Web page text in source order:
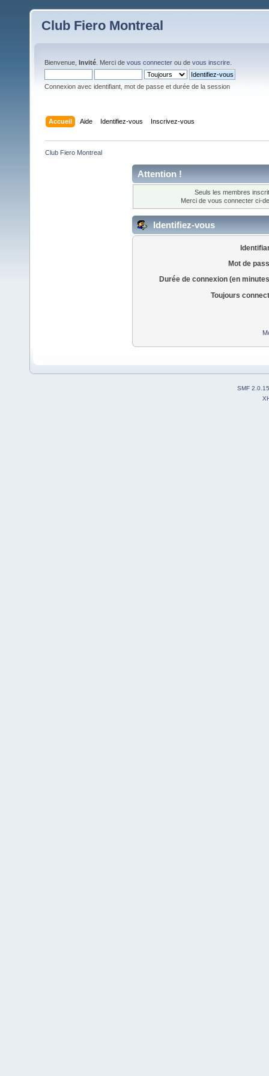
Club Fiero Montreal
Bienvenue, Invité . Merci de vous connecter ou de vous inscrire
Connexion avec identifiant, mot de passe et durée de la session
Accueil Aide Identifiez-vous Inscrivez-vous
Club Fiero Montreal
Attention !
Seuls les membres
Merci de vous connecter ci-
Identifiez-vous
Mot de
Durée de connexion (en
Toujours
SMF 2.0.15